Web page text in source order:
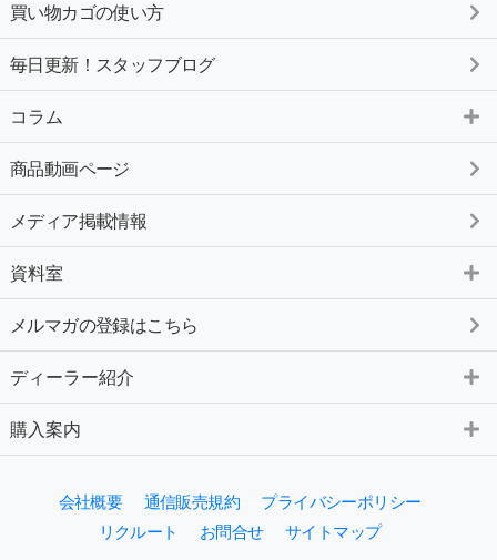
買い物カゴの使い方
毎日更新！スタッフブログ
コラム
商品動画ページ
メディア掲載情報
資料室
メルマガの登録はこちら
ディーラー紹介
購入案内
会社概要 通信販売規約
プライバシーポリシー
リクルート
お問合せ サイトマップ